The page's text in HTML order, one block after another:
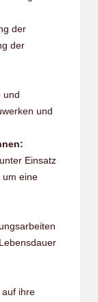
der
der
und
und
Einsatz
um eine
ihre